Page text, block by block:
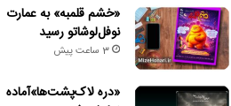
«خشم قلمبه» به عمارت
نوفل‌لوشاتو رسید
3 ساعت پیش
«دره لاک‌پشت‌ها»آماده